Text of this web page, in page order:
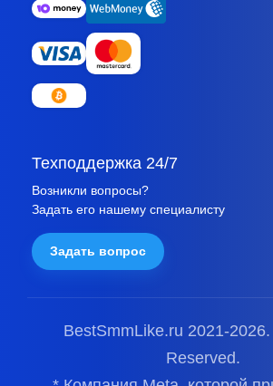
Техподдержка 24/7
Возникли вопросы?
Задать его нашему специалисту
Задать вопрос
BestSmmLike.ru 2021-2026.
Reserved.